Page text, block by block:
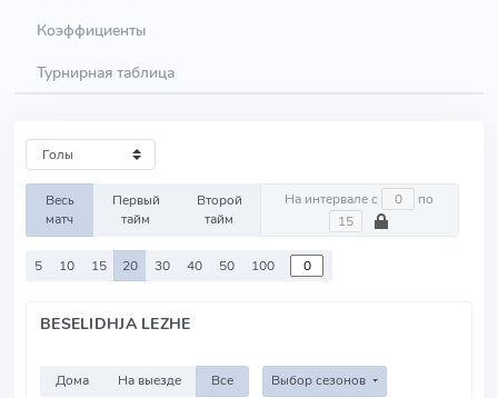
Коэффициенты
Турнирная таблица
Весь
матч
Первый
тайм
Второй
тайм
На интервале с по
5 10 15 20 30 40 50 100
BESELIDHJA LEZHE
Дома На выезде Все Выбор сезонов